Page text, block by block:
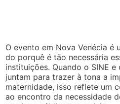
O evento em Nova Venécia é
do porquê é tão necessária
instituições. Quando o SINE
juntam para trazer à tona a
maternidade, isso reflete um
ao encontro da necessidade